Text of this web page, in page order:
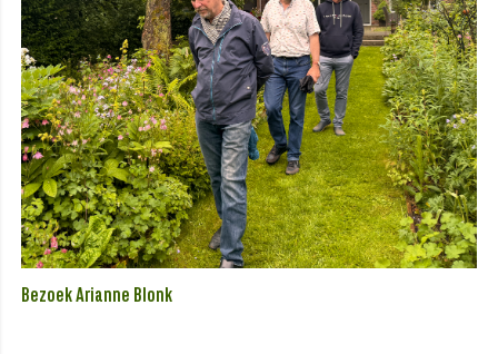
Bezoek Arianne Blonk